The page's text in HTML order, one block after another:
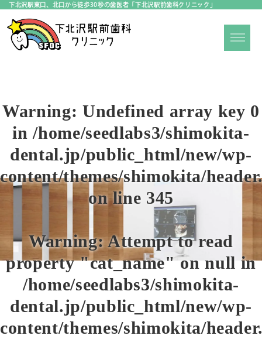
下北沢駅東口、北口から徒歩30秒の歯医者「下北沢駅前歯科クリニック」
Warning: Undefined array key 0
in/home/seedlabs3/shimokita-
dental.jp/public_html/new/wp-
content/themes/shimokita/
on line 345
Warning: Attempt to read
property "cat_name" on null in
/home/seedlabs3/shimokita-
dental.jp/public_html/new/wp-
content/themes/shimokita/